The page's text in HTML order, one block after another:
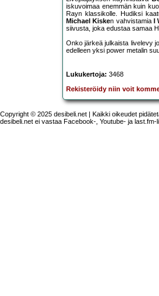
iskuvoimaa enemmän kuin
Rayn klassikolle. Hudiksi
Michael Kisken vahvistamia
siivusta, joka edustaa samaa
Onko järkeä julkaista livelevy
edelleen yksi power metalin
Lukukertoja: 3468
Rekisteröidy niin voit
Copyright © 2025 desibeli.net | Kaikki oikeudet
desibeli.net ei vastaa Facebook-, Youtube- ja